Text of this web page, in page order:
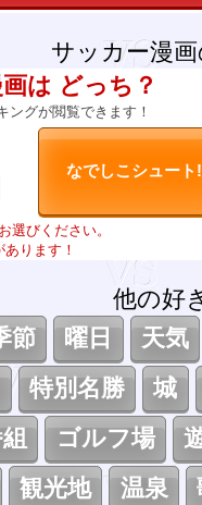
サッカー漫
は どっち？
ングが閲覧できます！
選びください。
ります！
他の好
節 曜日
天気
特別名勝
城
ゴルフ場
観光地 温泉